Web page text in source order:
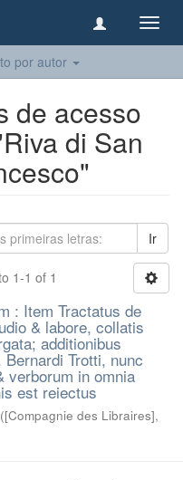
por autor
de acesso
di San
Ir
1-1 of 1
: Item Tractatus de
& labore, collatis
additionibus
Trotti, nunc
verborum in omnia
est reiectus
([Compagnie des Libraires],